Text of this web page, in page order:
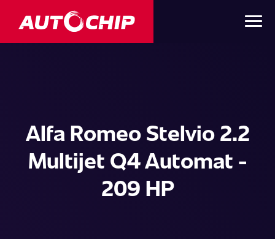
Alfa Romeo Stelvio 2.2
Multijet Q4 Automat -
209 HP